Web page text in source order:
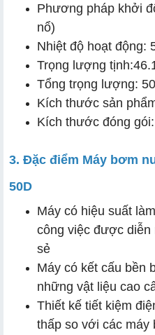
Phương pháp khởi
nổ)
Nhiệt độ hoạt động:
Trọng lượng
Tổng trọng lượng:
Kích thước sản
Kích thước đóng
3. Đặc điểm Máy bơm
50D
Máy có hiệu suất
công việc được diễn
sẻ
Máy có kết cấu bền
những vật liệu cao
Thiết kế tiết kiệm
thấp so với các máy